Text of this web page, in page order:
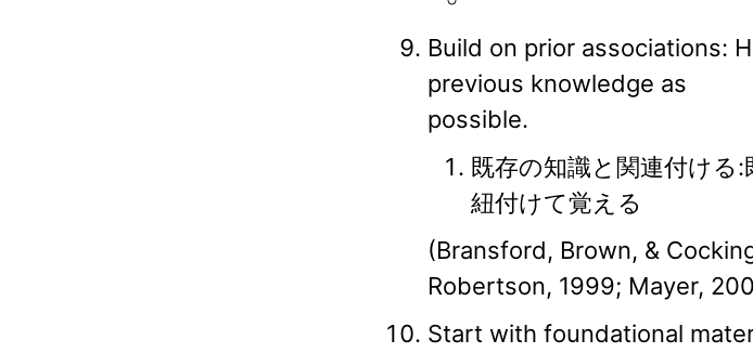
Build on prior associations:
previous knowledge as
possible.
既存の知識と関連付ける
紐付けて覚える
(Bransford, Brown, &
Robertson, 1999; Mayer,
Start with foundational